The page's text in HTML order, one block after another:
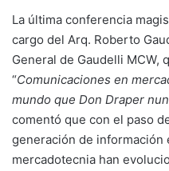
La última conferencia
cargo del Arq. Roberto
General de Gaudelli MCW,
“Comunicaciones en
mundo que Don Draper
comentó que con el paso
generación de información
mercadotecnia han